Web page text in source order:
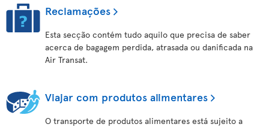
Reclamações
Esta secção contém tudo aquilo que precisa de saber
acerca de bagagem perdida, atrasada ou danificada na
Air Transat.
Viajar com produtos alimentares
O transporte de produtos alimentares está sujeito a